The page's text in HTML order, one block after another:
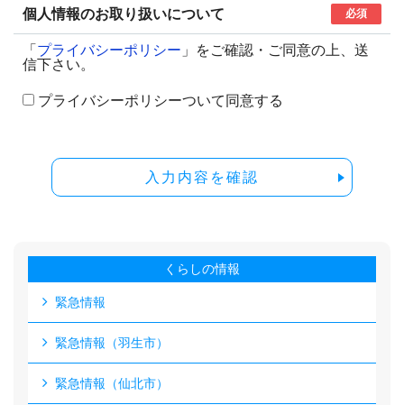
個人情報のお取り扱いについて 必須
「 プライバシーポリシー 」をご確認・ご同意の上、送
信下さい。
プライバシーポリシーついて同意する
入力内容を確認
くらしの情報
緊急情報
緊急情報（羽生市）
緊急情報（仙北市）